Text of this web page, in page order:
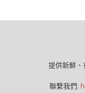
提供新鮮、
聯繫我們: